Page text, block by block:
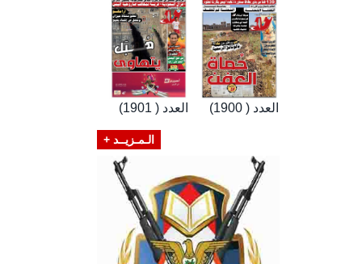
العدد ( 1901) العدد ( 1900)
الـمـزيــد +